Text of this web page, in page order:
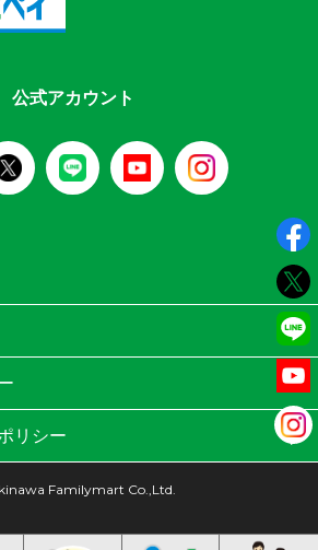
公式アカウント
リシー
Familymart Co.,Ltd.